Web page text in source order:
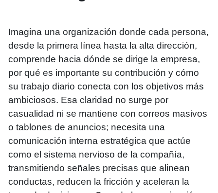
Imagina una organización donde cada persona,
desde la primera línea hasta la alta dirección,
comprende hacia dónde se dirige la empresa,
por qué es importante su contribución y cómo
su trabajo diario conecta con los objetivos más
ambiciosos. Esa claridad no surge por
casualidad ni se mantiene con correos masivos
o tablones de anuncios; necesita una
comunicación interna estratégica que actúe
como el sistema nervioso de la compañía,
transmitiendo señales precisas que alinean
conductas, reducen la fricción y aceleran la